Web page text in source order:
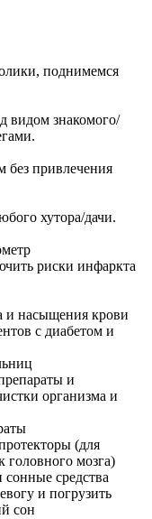
поднимемся
видом знакомого/
без привлечения
хутора/дачи.
риски инфаркта
и насыщения крови
с диабетом и
и
организма и
(для
головного мозга)
средства
и погрузить
сон